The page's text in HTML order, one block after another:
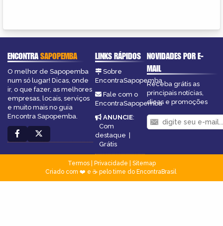
ENCONTRASAPOPEMBA
O melhor de Sapopemba
num só lugar! Dicas, onde
ir, o que fazer, as melhores
empresas, locais, serviços
e muito mais no guia
Encontra Sapopemba.
LINKS RÁPIDOS
Sobre
EncontraSapopemba
Fale com o
EncontraSapopemba
ANUNCIE:
Com
destaque |
Grátis
NOVIDADES POR E-
MAIL
Receba grátis as
principais notícias,
dicas e promoções
Termos| Privacidade
Sitemap
Criado com ❤️ e ☕ pelo time do EncontraBrasil